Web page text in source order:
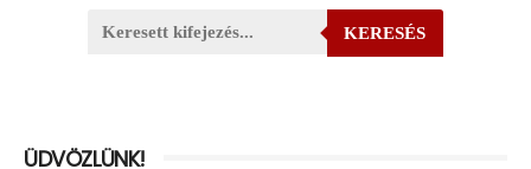
KERESÉS
ÜDVÖZLÜNK!